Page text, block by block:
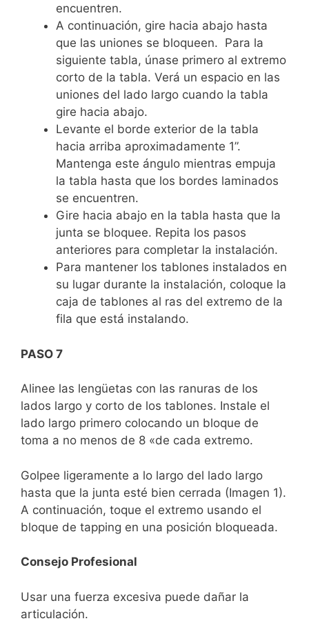
encuentren.
A continuación, gire hacia abajo hasta
que las uniones se bloqueen. Para la
siguiente tabla, únase primero al extremo
corto de la tabla. Verá un espacio en las
uniones del lado largo cuando la tabla
gire hacia abajo.
Levante el borde exterior de la tabla
hacia arriba aproximadamente 1”.
Mantenga este ángulo mientras empuja
la tabla hasta que los bordes laminados
se encuentren.
Gire hacia abajo en la tabla hasta que la
junta se bloquee. Repita los pasos
anteriores para completar la instalación.
Para mantener los tablones instalados en
su lugar durante la instalación, coloque la
caja de tablones al ras del extremo de la
fila que está instalando.
PASO 7
Alinee las lengüetas con las ranuras de los
lados largo y corto de los tablones. Instale el
lado largo primero colocando un bloque de
toma a no menos de 8 «de cada extremo.
Golpee ligeramente a lo largo del lado largo
hasta que la junta esté bien cerrada (Imagen 1).
A continuación, toque el extremo usando el
bloque de tapping en una posición bloqueada.
Consejo Profesional
Usar una fuerza excesiva puede dañar la
articulación.